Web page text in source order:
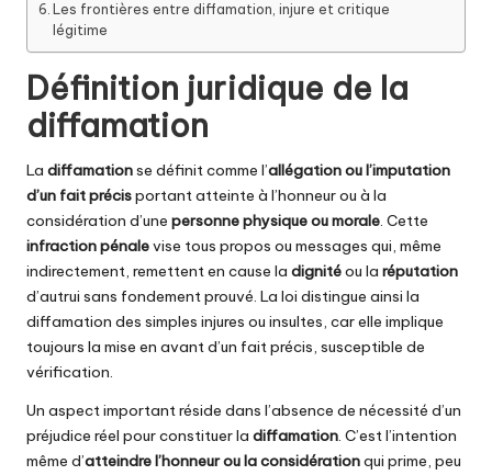
Les frontières entre diffamation, injure et critique
légitime
Définition juridique de la
diffamation
La diffamationse définit comme l’allégation ou l’imputation
d’un fait précisportant atteinte à l’honneur ou à la
considération d’une personne physique ou morale. Cette
infraction pénalevise tous propos ou messages qui, même
indirectement, remettent en cause la dignitéou la réputation
d’autrui sans fondement prouvé. La loi distingue ainsi la
diffamation des simples injures ou insultes, car elle implique
toujours la mise en avant d’un fait précis, susceptible de
vérification.
Un aspect important réside dans l’absence de nécessité d’un
préjudice réel pour constituer la diffamation. C’est l’intention
même d’atteindre l’honneur ou la considérationqui prime, peu